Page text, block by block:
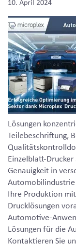
10. April 2024
Lösungen
Teilebeschriftung,
Einzelblatt-
Genauigkeit in
Automobilindustrie
Ihre Produktion
Drucklösungen
Automotive-
Lösungen für die
Kontaktieren Sie